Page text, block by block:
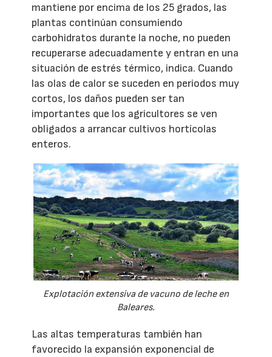
mantiene por encima de los 25 grados, las
plantas continúan consumiendo
carbohidratos durante la noche, no pueden
recuperarse adecuadamente y entran en una
situación de estrés térmico, indica. Cuando
las olas de calor se suceden en periodos muy
cortos, los daños pueden ser tan
importantes que los agricultores se ven
obligados a arrancar cultivos hortícolas
enteros.
Explotación extensiva de vacuno de leche en
Baleares.
Las altas temperaturas también han
favorecido la expansión exponencial de